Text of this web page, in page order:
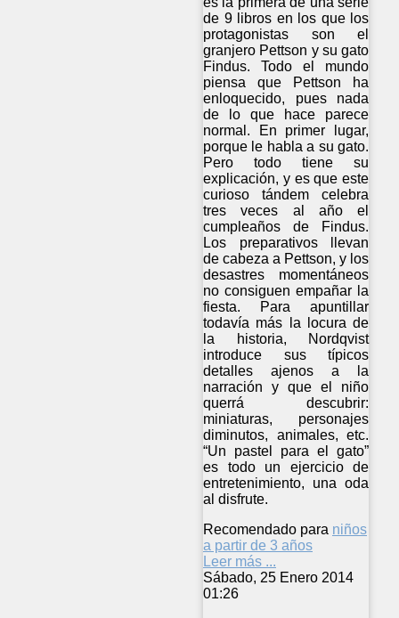
de 9 libros en los que los
protagonistas son el
granjero Pettson y su gato
Findus. Todo el mundo
piensa que Pettson ha
enloquecido, pues nada
de lo que hace parece
normal. En primer lugar,
porque le habla a su gato.
Pero todo tiene su
explicación, y es que este
curioso tándem celebra
tres veces al año el
cumpleaños de Findus.
Los preparativos llevan
de cabeza a Pettson, y los
desastres momentáneos
no consiguen empañar la
fiesta. Para apuntillar
todavía más la locura de
la historia, Nordqvist
introduce sus típicos
detalles ajenos a la
narración y que el niño
querrá descubrir:
miniaturas, personajes
diminutos, animales, etc.
“Un pastel para el gato”
es todo un ejercicio de
entretenimiento, una oda
al disfrute.
Recomendado para niños
a partir de 3 años
Leer más ...
Sábado, 25 Enero 2014
01:26